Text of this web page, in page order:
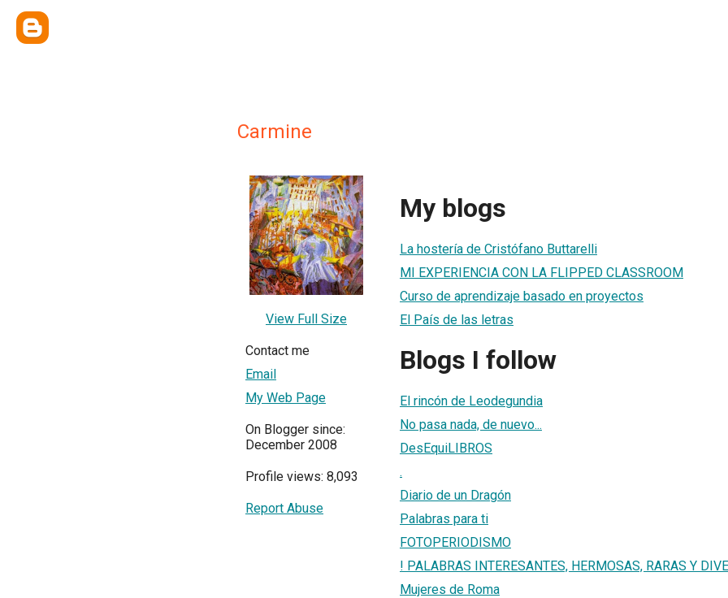
Carmine
View Full Size
Contact me
Email
My Web Page
On Blogger since:
December 2008
Profile views: 8,093
Report Abuse
My blogs
La hostería de Cristófano Buttarelli
MI EXPERIENCIA CON LA FLIPPED CLASSROOM
Curso de aprendizaje basado en proyectos
El País de las letras
Blogs I follow
El rincón de Leodegundia
No pasa nada, de nuevo...
DesEquiLIBROS
.
Diario de un Dragón
Palabras para ti
FOTOPERIODISMO
! PALABRAS INTERESANTES, HERMOSAS, RARAS Y
Mujeres de Roma